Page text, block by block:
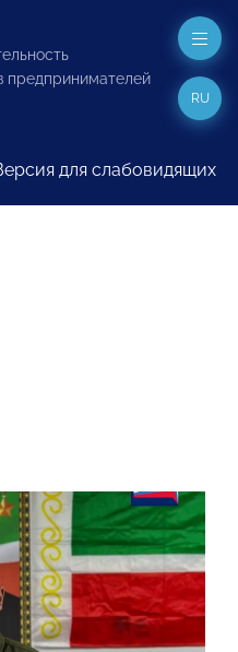
предпринимателей
для слабовидящих
RU